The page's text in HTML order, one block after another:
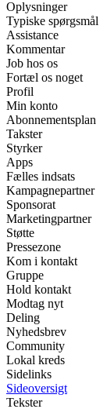
Oplysninger
Typiske spørgsmål
Assistance
Kommentar
Job hos os
Fortæl os noget
Profil
Min konto
Abonnementsplan
Takster
Styrker
Apps
Fælles indsats
Kampagnepartner
Sponsorat
Marketingpartner
Støtte
Pressezone
Kom i kontakt
Gruppe
Hold kontakt
Modtag nyt
Deling
Nyhedsbrev
Community
Lokal kreds
Sidelinks
Sideoversigt
Tekster